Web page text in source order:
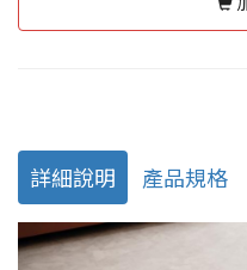
詳細說明 產品規格